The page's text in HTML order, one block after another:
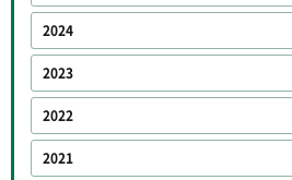
2024
2023
2022
2021